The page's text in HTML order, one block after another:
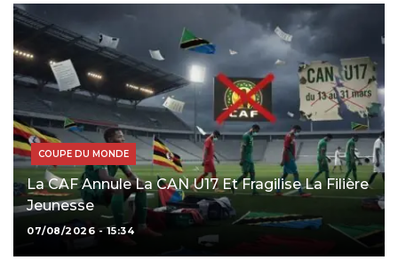
COUPE DU MONDE
La CAF Annule La CAN U17 Et Fragilise La Filière
Jeunesse
07/08/2026 - 15:34